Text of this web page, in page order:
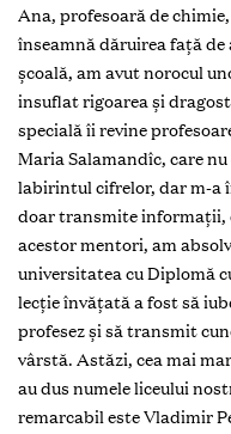
Ana, profesoară de
înseamnă dăruirea față
școală, am avut norocul
insuflat rigoarea și
specială îi revine
Maria Salamandîc, care
labirintul cifrelor, dar m-a
doar transmite informații,
acestor mentori, am
universitatea cu Diplomă
lecție învățată a fost să
profesez și să transmit
vârstă. Astăzi, cea mai
au dus numele liceului
remarcabil este Vladimir